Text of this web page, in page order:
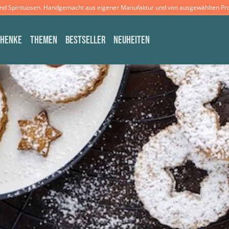
Spirituosen. Handgemacht aus eigener Manufaktur und von ausgewählten
THEMEN BESTSELLER NEUHEITEN